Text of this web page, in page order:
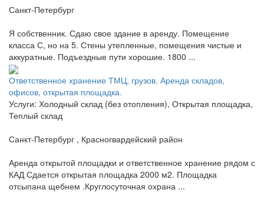
Санкт-Петербург
Я собственник. Сдаю свое здание в аренду. Помещение
класса С, но на 5. Стены утепленные, помещения чистые и
аккуратные. Подъездные пути хорошие. 1800 ...
Ответственное хранение ТМЦ, грузов. Аренда складов,
офисов, открытая площадка.
Услуги: Холодный склад (без отопления), Открытая площадка,
Теплый склад
Санкт-Петербург , Красногвардейский район
Аренда открытой площадки и ответственное хранение рядом с
КАД Сдается открытая площадка 2000 м2. Площадка
отсыпана щебнем .Круглосуточная охрана ...